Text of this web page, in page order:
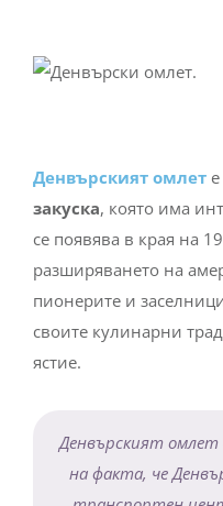
Денвърският омлете
закуска, която има
се появява в края на
разширяването на
пионерите и
своите кулинарни
ястие.
Денвърският
на факта, че